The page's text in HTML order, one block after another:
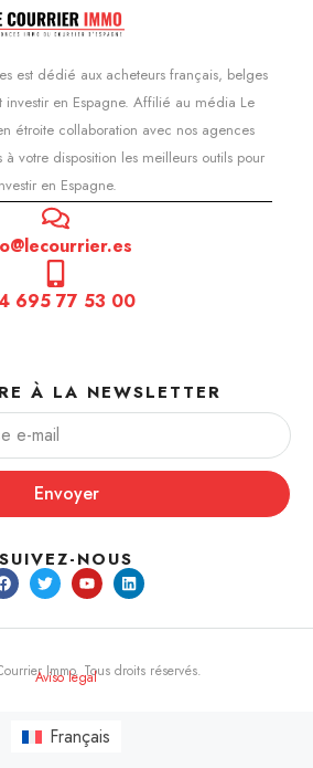
est dédié aux acheteurs français, belges
investir en Espagne. Affilié au média Le
étroite collaboration avec nos agences
à votre disposition les meilleurs outils pour
en Espagne.
695 77 53 00
À LA NEWSLETTER
Envoyer
SUIVEZ-NOUS
Immo. Tous droits réservés.
Aviso legal
Français